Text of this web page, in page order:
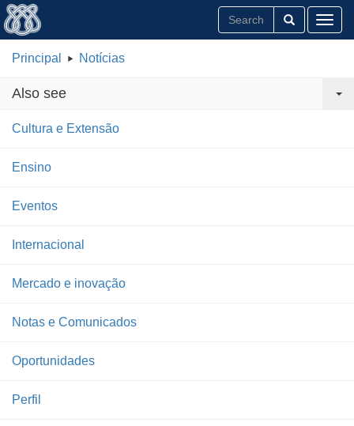
Principal Notícias
Also see
Cultura e Extensão
Ensino
Eventos
Internacional
Mercado e inovação
Notas e Comunicados
Oportunidades
Perfil